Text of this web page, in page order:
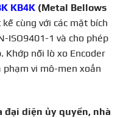
KB4K (Metal Bellows
cùng với các mặt bích
ISO9401-1 và cho phép
Khớp nối lò xo Encoder
phạm vi mô-men xoắn
đại diện ủy quyền, nhà